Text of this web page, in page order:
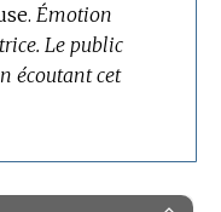
Émotion
Le public
écoutant cet